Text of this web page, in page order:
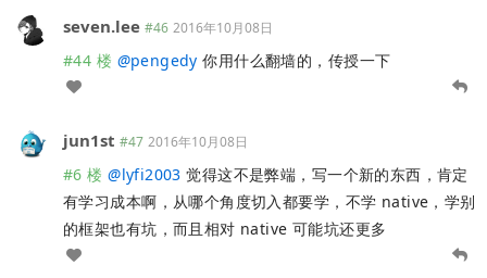
seven.lee #46 2016年10月08日
#44 楼 @pengedy 你用什么翻墙的，传授一下
jun1st #47 2016年10月08日
#6 楼 @lyfi2003 觉得这不是弊端，写一个新的东西，肯定
有学习成本啊，从哪个角度切入都要学，不学 native，学别
的框架也有坑，而且相对 native 可能坑还更多